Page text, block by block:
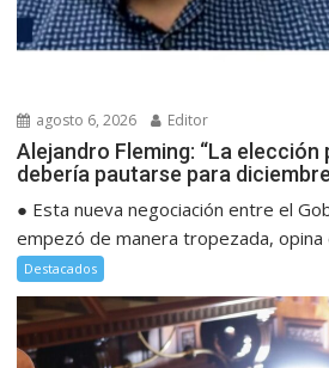
agosto 6, 2026 Editor
Alejandro Fleming: “La elección
debería pautarse para
● Esta nueva negociación entre el
empezó de manera tropezada, opina
Destacados